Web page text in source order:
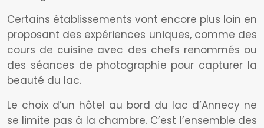
Certains établissements vont encore plus loin en
proposant des expériences uniques, comme des
cours de cuisine avec des chefs renommés ou
des séances de photographie pour capturer la
beauté du lac.
Le choix d’un hôtel au bord du lac d’Annecy ne
se limite pas à la chambre. C’est l’ensemble des